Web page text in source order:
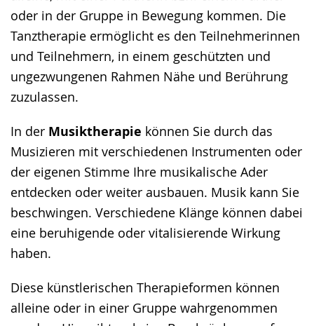
oder in der Gruppe in Bewegung kommen. Die
Tanztherapie ermöglicht es den Teilnehmerinnen
und Teilnehmern, in einem geschützten und
ungezwungenen Rahmen Nähe und Berührung
zuzulassen.
In der Musiktherapie können Sie durch das
Musizieren mit verschiedenen Instrumenten oder
der eigenen Stimme Ihre musikalische Ader
entdecken oder weiter ausbauen. Musik kann Sie
beschwingen. Verschiedene Klänge können dabei
eine beruhigende oder vitalisierende Wirkung
haben.
Diese künstlerischen Therapieformen können
alleine oder in einer Gruppe wahrgenommen